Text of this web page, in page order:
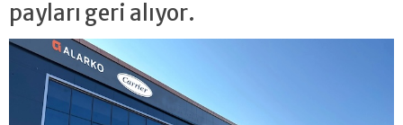
payları geri alıyor.